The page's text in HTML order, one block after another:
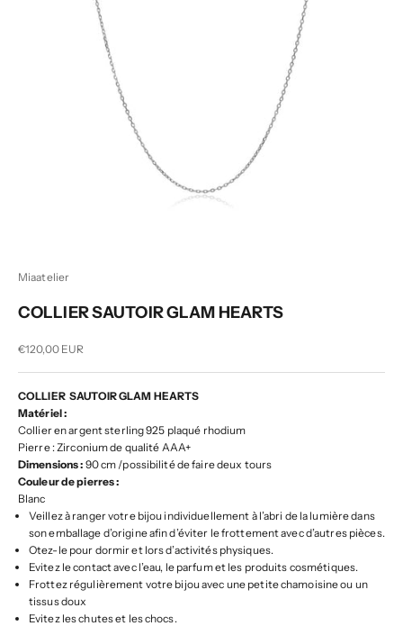
Miaatelier
COLLIER SAUTOIR GLAM HEARTS
Prix de vente
€120,00 EUR
COLLIER SAUTOIR GLAM HEARTS
Matériel :
Collier en argent sterling 925 plaqué rhodium
Pierre : Zirconium de qualité AAA+
Dimensions : 90 cm /possibilité de faire deux tours
Couleur de pierres :
Blanc
Veillez à ranger votre bijou individuellement à l’abri de la lumière dans
son emballage d’origine afin d’éviter le frottement avec d’autres pièces.
Otez-le pour dormir et lors d’activités physiques.
Evitez le contact avec l’eau, le parfum et les produits cosmétiques.
Frottez régulièrement votre bijou avec une petite chamoisine ou un
tissus doux
Evitez les chutes et les chocs.